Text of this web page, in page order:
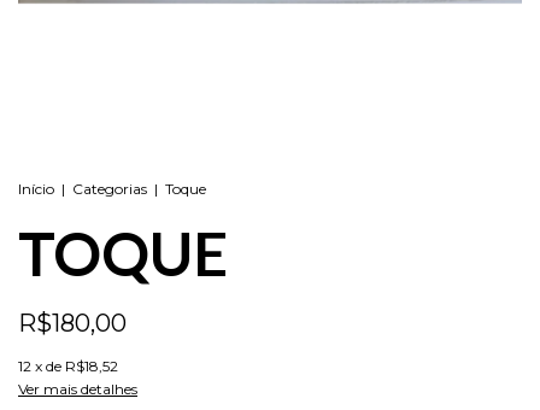
Início | Categorias | Toque
TOQUE
R$180,00
12 x de R$18,52
Ver mais detalhes